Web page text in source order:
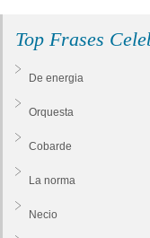
Top Frases
De energia
Orquesta
Cobarde
La norma
Necio